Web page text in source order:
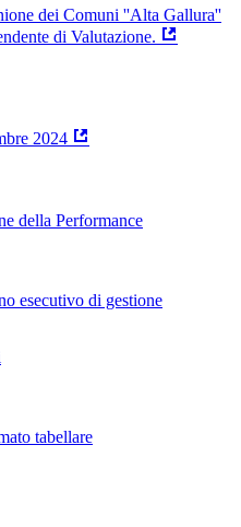
dei Comuni ''Alta Gallura''
di Valutazione.
2024
della Performance
esecutivo di gestione
tabellare